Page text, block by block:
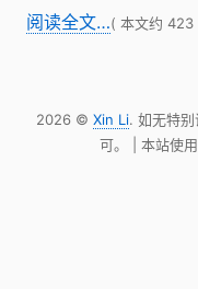
阅读全文…( 本文约 423
2026 © Xin Li. 如无特别
可。 | 本站使用